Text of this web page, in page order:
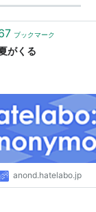
ブックマーク
がくる
anond.hatelabo.jp